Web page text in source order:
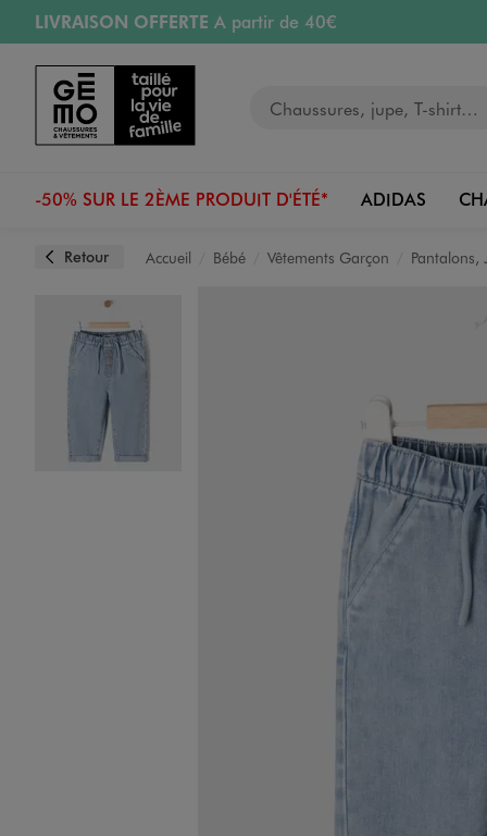
Aller au contenu principal
Aller à la navigation
LIVRAISON OFFERTE A partir de 40€
RETRAIT ET LIVRAISON OFFERTE
RÉSERVATION GRATUITE
4h en magasin
Retours OFFERTSpendant 30 jours
-50% SUR LE 2ÈME PRODUIT D'ÉTÉ* ADIDAS
Retour Accueil Bébé Vêtements Garçon Pantalons,